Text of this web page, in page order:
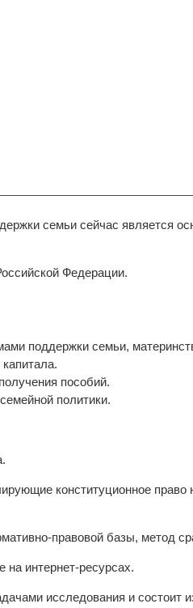
семьи сейчас является
Федерации.
поддержки семьи,
пособий.
политики.
конституционное право
правовой базы, метод
интернет-ресурсах.
исследования и состоит